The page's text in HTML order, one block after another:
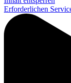
Erforderlichen